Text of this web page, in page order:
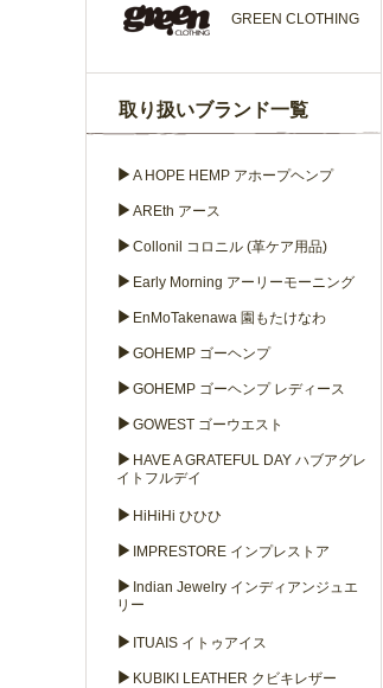
GREEN CLOTHING
取り扱いブランド一覧
▶ A HOPE HEMP アホープヘンプ
▶ AREth アース
▶ Collonil コロニル (革ケア用品)
▶ Early Morning アーリーモーニング
▶ EnMoTakenawa 園もたけなわ
▶ GOHEMP ゴーヘンプ
▶ GOHEMP ゴーヘンプ レディース
▶ GOWEST ゴーウエスト
▶ HAVE A GRATEFUL DAY ハブアグレ
イトフルデイ
▶ HiHiHi ひひひ
▶ IMPRESTORE インプレストア
▶ Indian Jewelry インディアンジュエ
リー
▶ ITUAIS イトゥアイス
▶ KUBIKI LEATHER クビキレザー